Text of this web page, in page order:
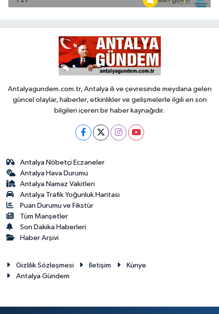
Antalyagundem.com.tr, Antalya ili ve çevresinde meydana gelen
güncel olaylar, haberler, etkinlikler ve gelişmelerle ilgili en son
bilgileri içeren bir haber kaynağıdır.
Antalya Nöbetçi Eczaneler
Antalya Hava Durumu
Antalya Namaz Vakitleri
Antalya Trafik Yoğunluk Haritası
Puan Durumu ve Fikstür
Tüm Manşetler
Son Dakika Haberleri
Haber Arşivi
Gizlilik Sözleşmesi İletişim
Künye
Antalya Gündem